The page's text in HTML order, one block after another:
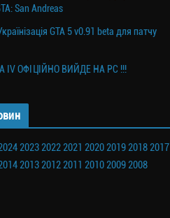
San Andreas
GTA 5 v0.91 beta для патчу
IV ОФІЦІЙНО ВИЙДЕ НА PC !!!
202320222021 2020201920182017
201320122011 201020092008